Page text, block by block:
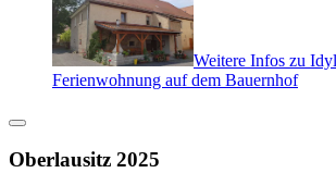
Weitere Infos zu
Ferienwohnung auf dem Bauernhof
Oberlausitz 2025